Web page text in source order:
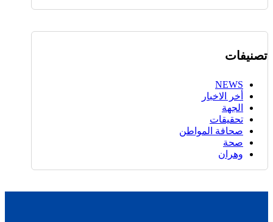
تصنيفات
NEWS
أخر الاخبار
الجهة
تحقيقات
صحافة المواطن
صحة
وهران